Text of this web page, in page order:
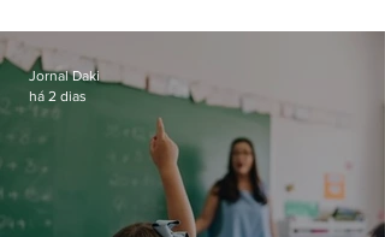
residências de luxo no Rio
Jornal Daki
há 2 dias